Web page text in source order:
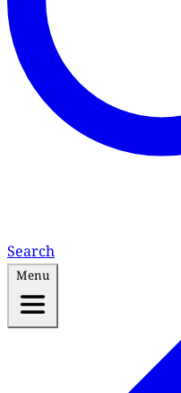
Search
Menu